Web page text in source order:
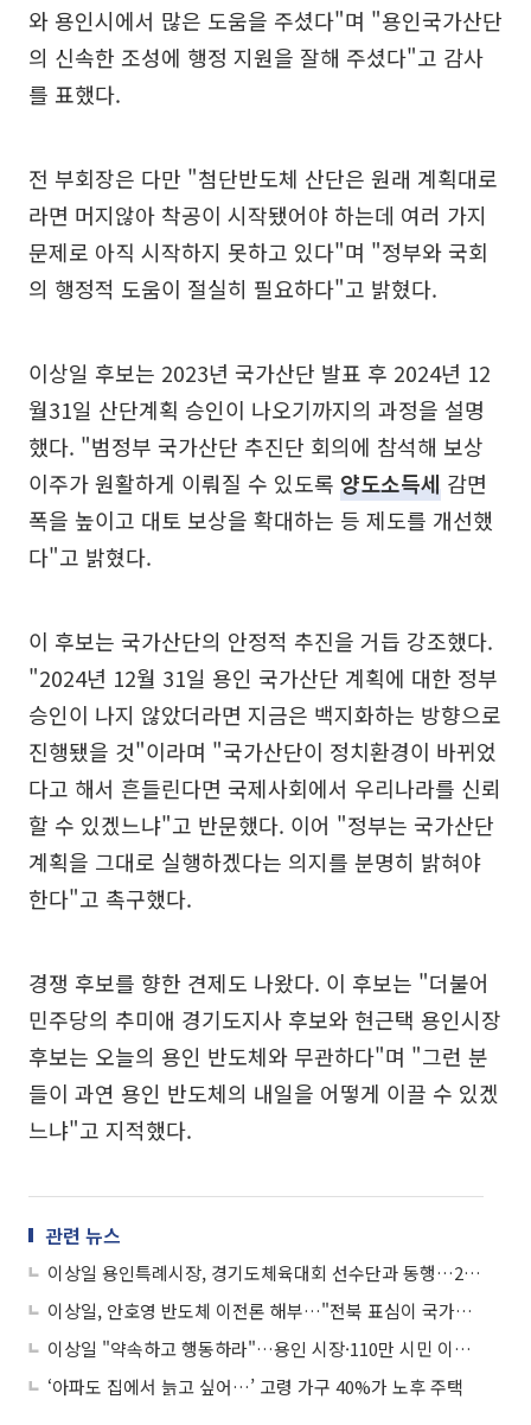
와 용인시에서 많은 도움을 주셨다"며 "용인국가산단
의 신속한 조성에 행정 지원을 잘해 주셨다"고 감사
를 표했다.
전 부회장은 다만 "첨단반도체 산단은 원래 계획대로
라면 머지않아 착공이 시작됐어야 하는데 여러 가지
문제로 아직 시작하지 못하고 있다"며 "정부와 국회
의 행정적 도움이 절실히 필요하다"고 밝혔다.
이상일 후보는 2023년 국가산단 발표 후 2024년 12
월31일 산단계획 승인이 나오기까지의 과정을 설명
했다. "범정부 국가산단 추진단 회의에 참석해 보상
이주가 원활하게 이뤄질 수 있도록 양도소득세 감면
폭을 높이고 대토 보상을 확대하는 등 제도를 개선했
다"고 밝혔다.
이 후보는 국가산단의 안정적 추진을 거듭 강조했다.
"2024년 12월 31일 용인 국가산단 계획에 대한 정부
승인이 나지 않았더라면 지금은 백지화하는 방향으로
진행됐을 것"이라며 "국가산단이 정치환경이 바뀌었
다고 해서 흔들린다면 국제사회에서 우리나라를 신뢰
할 수 있겠느냐"고 반문했다. 이어 "정부는 국가산단
계획을 그대로 실행하겠다는 의지를 분명히 밝혀야
한다"고 촉구했다.
경쟁 후보를 향한 견제도 나왔다. 이 후보는 "더불어
민주당의 추미애 경기도지사 후보와 현근택 용인시장
후보는 오늘의 용인 반도체와 무관하다"며 "그런 분
들이 과연 용인 반도체의 내일을 어떻게 이끌 수 있겠
느냐"고 지적했다.
관련 뉴스
이상일 용인특례시장, 경기도체육대회 선수단과 동행…26개 종목 485명 총력전
이상일, 안호영 반도체 이전론 해부…"전북 표심이 국가산업 볼모 잡았다"
이상일 "약속하고 행동하라"…용인 시장·110만 시민 이틀 연속 정부 정조준
‘아파도 집에서 늙고 싶어…’ 고령 가구 40%가 노후 주택